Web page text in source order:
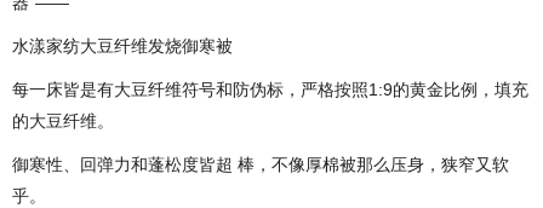
水漾家纺大豆纤维发烧御寒被
每一床皆是有大豆纤维符号和防伪标，严格按照1:9的黄金比例，填充
的大豆纤维。
御寒性、回弹力和蓬松度皆超 棒，不像厚棉被那么压身，狭窄又软
乎。